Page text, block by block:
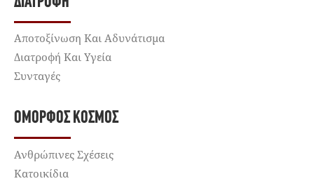
Αποτοξίνωση Και Αδυνάτισμα
Διατροφή Και Υγεία
Συνταγές
ΌΜΟΡΦΟΣ ΚΌΣΜΟΣ
Ανθρώπινες Σχέσεις
Κατοικίδια